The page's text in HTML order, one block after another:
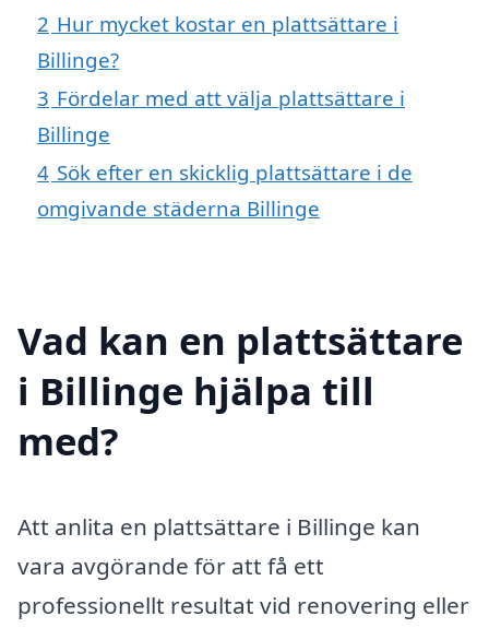
2 Hur mycket kostar en plattsättare i
Billinge?
3 Fördelar med att välja plattsättare i
Billinge
4 Sök efter en skicklig plattsättare i de
omgivande städerna Billinge
Vad kan en plattsättare
i Billinge hjälpa till
med?
Att anlita en plattsättare i Billinge kan
vara avgörande för att få ett
professionellt resultat vid renovering eller